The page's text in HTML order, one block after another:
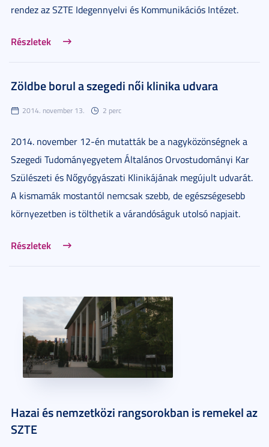
rendez az SZTE Idegennyelvi és Kommunikációs Intézet.
Részletek
Zöldbe borul a szegedi női klinika udvara
2014. november 13. 2 perc
2014. november 12-én mutatták be a nagyközönségnek a
Szegedi Tudományegyetem Általános Orvostudományi Kar
Szülészeti és Nőgyógyászati Klinikájának megújult udvarát.
A kismamák mostantól nemcsak szebb, de egészségesebb
környezetben is tölthetik a várandóságuk utolsó napjait.
Részletek
Hazai és nemzetközi rangsorokban is remekel az
SZTE